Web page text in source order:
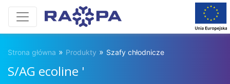
Strona główna » Produkty » Szafy chłodnicze
S/AG ecoline '